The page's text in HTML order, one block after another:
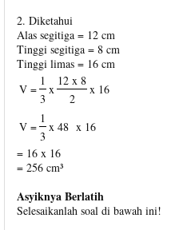
2. Diketahui
Alas segitiga = 12 cm
Tinggi segitiga = 8 cm
Tinggi limas = 16 cm
V =
1
x
12 x 8
x 16
3
2
V =
1
x 48 x 16
3
= 16 x 16
= 256 cm³
Asyiknya Berlatih
Selesaikanlah soal di bawah ini!